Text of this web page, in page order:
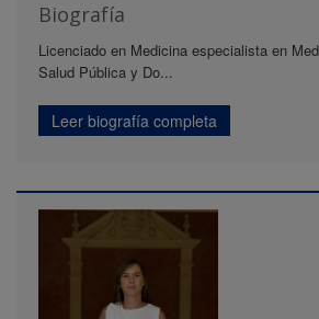
Biografía
Licenciado en Medicina especialista en
Salud Pública y Do...
Leer biografía completa